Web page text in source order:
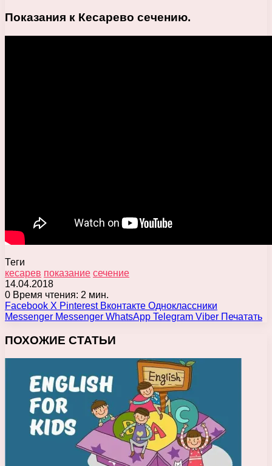
Показания к Кесарево сечению.
Теги
кесарев показание сечение
14.04.2018
0 Время чтения: 2 мин.
Facebook X Pinterest Вконтакте Одноклассники
Messenger Messenger WhatsApp Telegram Viber Печатать
ПОХОЖИЕ СТАТЬИ